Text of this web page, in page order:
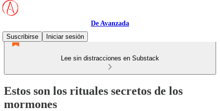
De Avanzada
Suscribirse
Iniciar sesión
Lee sin distracciones en Substack
Estos son los rituales secretos de los
mormones